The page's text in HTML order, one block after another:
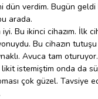
dün verdim. Bugün
arada.
Bu ikinci cihazım. İlk
Bu cihazın
Avuca tam oturuyor.
likit istemiştim onda da
çok güzel. Tavsiye